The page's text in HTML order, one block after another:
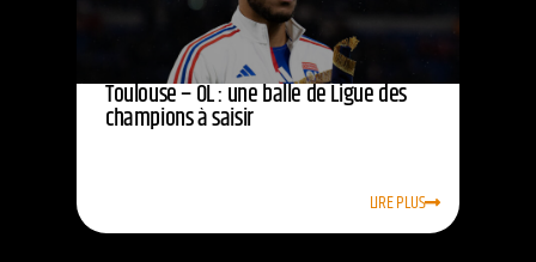
Toulouse – OL : une balle de Ligue des
champions à saisir
LIRE PLUS